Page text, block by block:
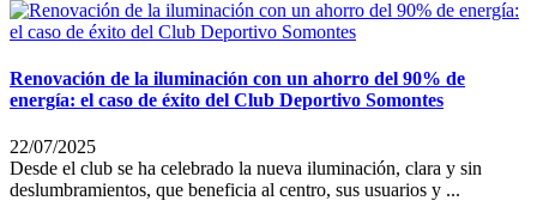
Renovación de la iluminación con un ahorro del 90% de
energía: el caso de éxito del Club Deportivo Somontes
22/07/2025
Desde el club se ha celebrado la nueva iluminación, clara y sin
deslumbramientos, que beneficia al centro, sus usuarios y ...